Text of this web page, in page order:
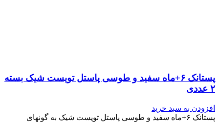
پستانک ۶+ماه سفید و طوسی پاستل تویست شیک بسته
۲ عددی
افزودن به سبد خرید
پستانک ۶+ماه سفید و طوسی پاستل تویست شیک به گونه‎ای